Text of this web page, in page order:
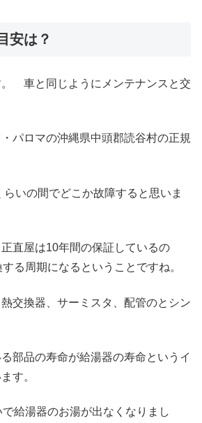
安は？
車と同じようにメンテナンスと交
パロマの沖縄県中頭郡読谷村の正規
いの間でどこか故障すると思いま
直屋は10年間の保証しているの
る周期になるということですね。
交換器、サーミスタ、配管のとシン
部品の寿命が給湯器の寿命というイ
す。
給湯器のお湯が出なくなりまし